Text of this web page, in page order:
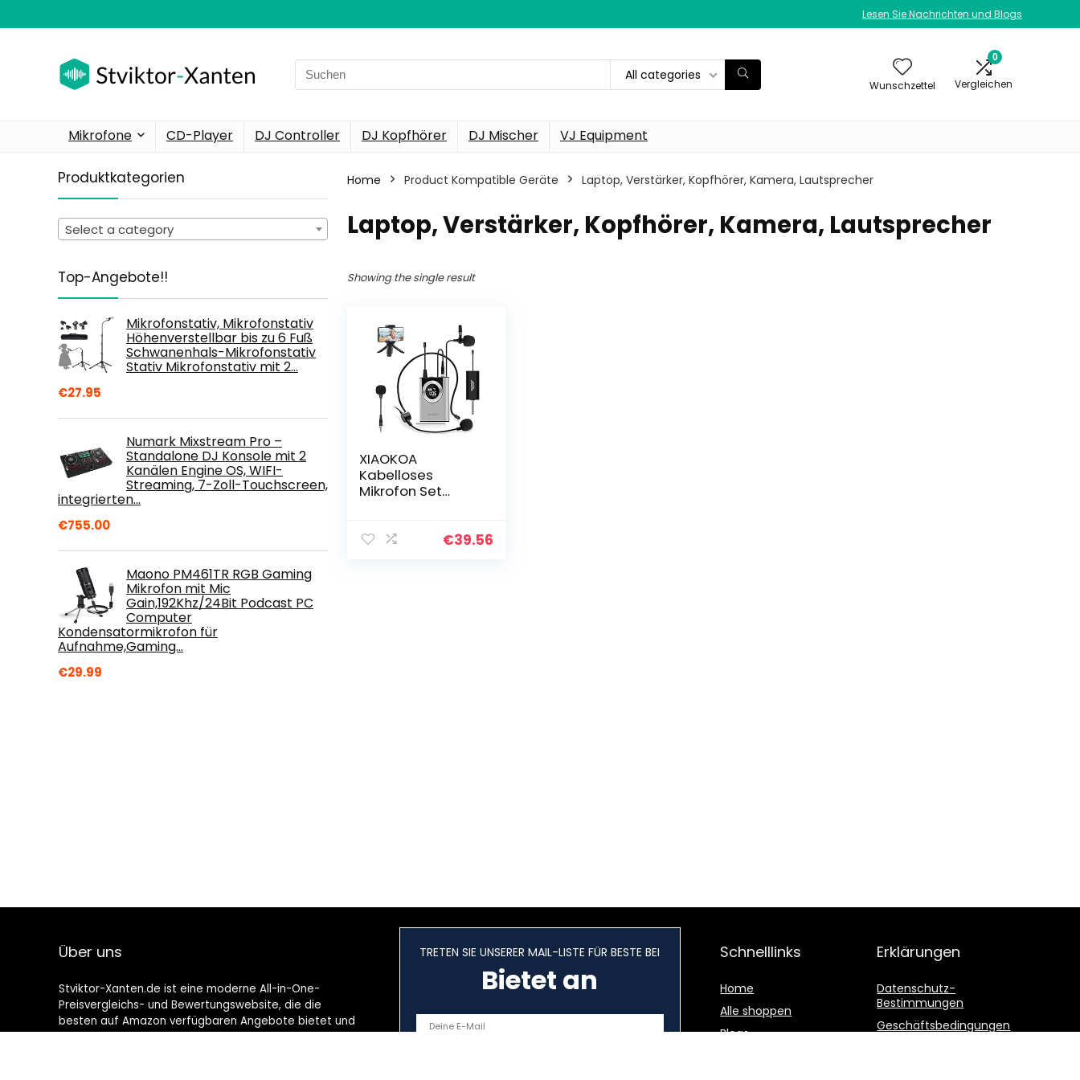
Lesen Sie Nachrichten und Blogs
Search
for:
All categories
Wunschzettel
0
Vergleichen
Mikrofone CD-Player DJ Controller DJ Kopfhörer DJ Mischer VJ Equipment
Produktkategorien
Select a category
Top-Angebote!!
Mikrofonstativ, Mikrofonstativ
Höhenverstellbar bis zu 6 Fuß
Schwanenhals-Mikrofonstativ
Stativ Mikrofonstativ mit 2…
€27.95
Numark Mixstream Pro –
Standalone DJ Konsole mit 2
Kanälen Engine OS, WIFI-
Streaming, 7-Zoll-Touchscreen,
integrierten…
€755.00
Maono PM461TR RGB Gaming
Mikrofon mit Mic
Gain,192Khz/24Bit Podcast PC
Computer
Kondensatormikrofon für
Aufnahme,Gaming…
€29.99
Home Product Kompatible Geräte ‎Laptop, Verstärker, Kopfhörer, Kamera, Lautsprecher
‎Laptop, Verstärker, Kopfhörer, Kamera, Lautsprecher
Showing the single result
XIAOKOA
Kabelloses
Mikrofon Set
Headset
€39.56
Über uns
Stviktor-Xanten.de ist eine moderne All-in-One-
Preisvergleichs- und Bewertungswebsite, die die
besten auf Amazon verfügbaren Angebote bietet und
Sie durch die neuesten hinzugefügten Blogs auf dem
TRETEN SIE UNSERER MAIL-LISTE FÜR BESTE BEI
Bietet an
Schnelllinks
Home
Alle shoppen
Blogs
Erklärungen
Datenschutz-
Bestimmungen
Geschäftsbedingungen